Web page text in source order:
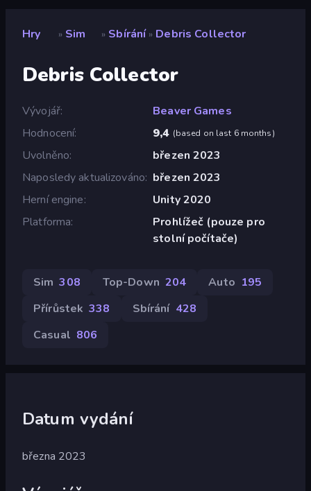
Hry » Sim » Sbírání » Debris Collector
Debris Collector
Vývojář
Beaver Games
Hodnocení
9,4 (based on last 6 months)
Uvolněno
březen 2023
Naposledy aktualizováno březen 2023
Herní engine
Unity 2020
Platforma
Prohlížeč (pouze pro
stolní počítače)
Sim 308 Top-Down 204 Auto 195
Přírůstek 338 Sbírání 428
Casual 806
Datum vydání
března 2023